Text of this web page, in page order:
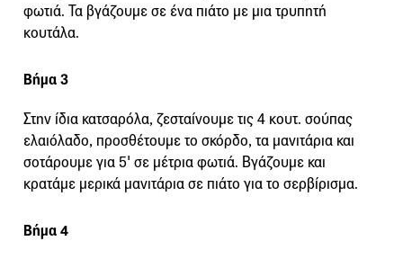
φωτιά. Τα βγάζουμε σε ένα πιάτο με μια τρυπητή
κουτάλα.
Βήμα 3
Στην ίδια κατσαρόλα, ζεσταίνουμε τις 4 κουτ. σούπας
ελαιόλαδο, προσθέτουμε το σκόρδο, τα μανιτάρια και
σοτάρουμε για 5' σε μέτρια φωτιά. Βγάζουμε και
κρατάμε μερικά μανιτάρια σε πιάτο για το σερβίρισμα.
Βήμα 4